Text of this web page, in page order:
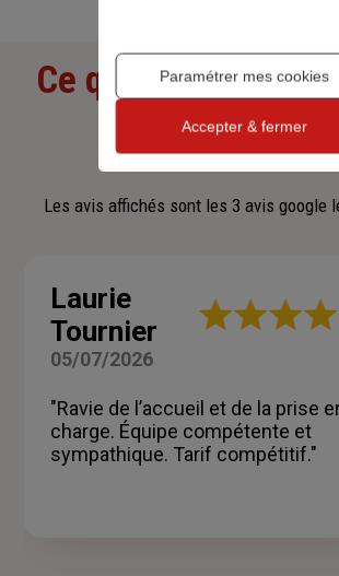
Ce que nos clients
de nous
Les avis affichés sont les 3 avis google
Laurie
Tournier
Note
étoiles
05/07/2026
"Ravie de l’accueil et de la prise
charge. Équipe compétente et
sympathique. Tarif compétitif."
Paramétrer mes cookies
Accepter & fermer